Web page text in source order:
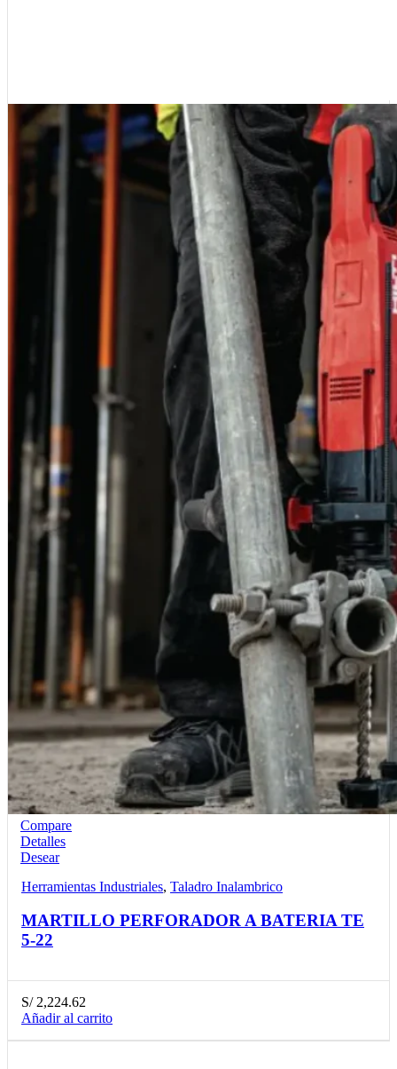
Compare
Detalles
Desear
Herramientas Industriales, Taladro Inalambrico
MARTILLO PERFORADOR A BATERIA TE
5-22
S/2,224.62
Añadir al carrito